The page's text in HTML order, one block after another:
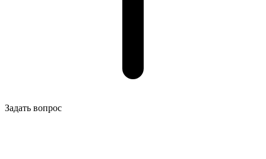
Задать вопрос